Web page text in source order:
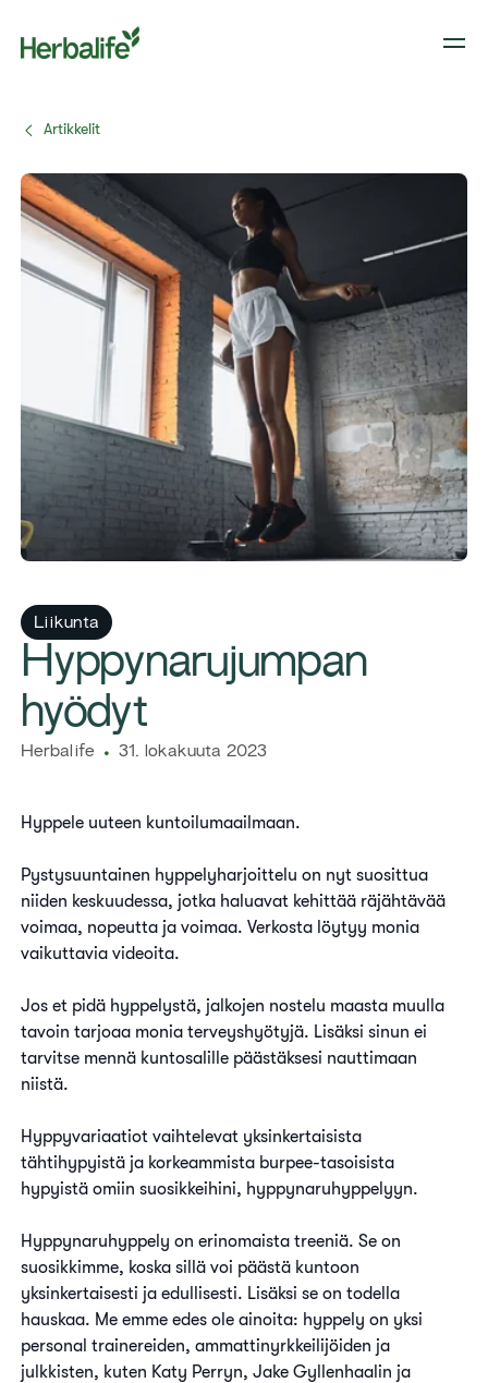
Artikkelit
Liikunta
Hyppynarujumpan
hyödyt
Herbalife 31. lokakuuta 2023
Hyppele uuteen kuntoilumaailmaan.
Pystysuuntainen hyppelyharjoittelu on nyt suosittua
niiden keskuudessa, jotka haluavat kehittää räjähtävää
voimaa, nopeutta ja voimaa. Verkosta löytyy monia
vaikuttavia videoita.
Jos et pidä hyppelystä, jalkojen nostelu maasta muulla
tavoin tarjoaa monia terveyshyötyjä. Lisäksi sinun ei
tarvitse mennä kuntosalille päästäksesi nauttimaan
niistä.
Hyppyvariaatiot vaihtelevat yksinkertaisista
tähtihypyistä ja korkeammista burpee-tasoisista
hypyistä omiin suosikkeihini, hyppynaruhyppelyyn.
Hyppynaruhyppely on erinomaista treeniä. Se on
suosikkimme, koska sillä voi päästä kuntoon
yksinkertaisesti ja edullisesti. Lisäksi se on todella
hauskaa. Me emme edes ole ainoita: hyppely on yksi
personal trainereiden, ammattinyrkkeilijöiden ja
julkkisten, kuten Katy Perryn, Jake Gyllenhaalin ja